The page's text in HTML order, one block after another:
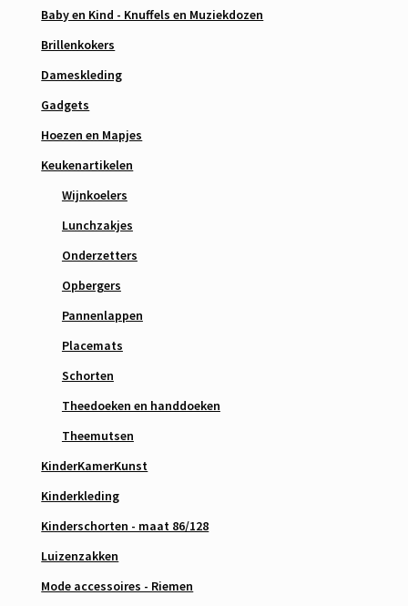
Baby en Kind - Knuffels en Muziekdozen
Brillenkokers
Dameskleding
Gadgets
Hoezen en Mapjes
Keukenartikelen
Wijnkoelers
Lunchzakjes
Onderzetters
Opbergers
Pannenlappen
Placemats
Schorten
Theedoeken en handdoeken
Theemutsen
KinderKamerKunst
Kinderkleding
Kinderschorten - maat 86/128
Luizenzakken
Mode accessoires - Riemen